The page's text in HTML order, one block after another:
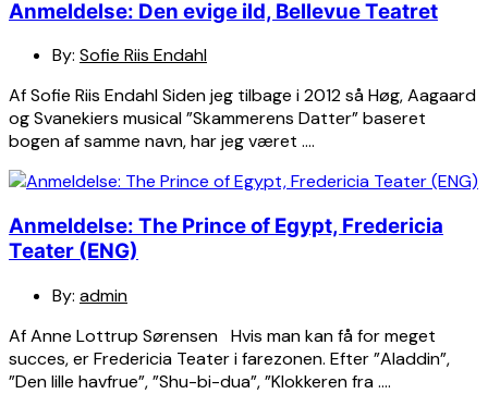
Anmeldelse: Den evige ild, Bellevue Teatret
By: Sofie Riis Endahl
Af Sofie Riis Endahl Siden jeg tilbage i 2012 så Høg, Aagaard
og Svanekiers musical ”Skammerens Datter” baseret
bogen af samme navn, har jeg været ….
Anmeldelse: The Prince of Egypt, Fredericia
Teater (ENG)
By: admin
Af Anne Lottrup Sørensen Hvis man kan få for meget
succes, er Fredericia Teater i farezonen. Efter ”Aladdin”,
”Den lille havfrue”, ”Shu-bi-dua”, ”Klokkeren fra ….